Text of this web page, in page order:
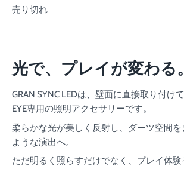
売り切れ
光で、プレイが変わる。
GRAN SYNC LEDは、壁面に直接取り付け
EYE専用の照明アクセサリーです。
柔らかな光が美しく反射し、ダーツ空間
ような演出へ。
ただ明るく照らすだけでなく、プレイ体